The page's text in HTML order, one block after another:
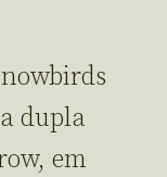
dupla
em